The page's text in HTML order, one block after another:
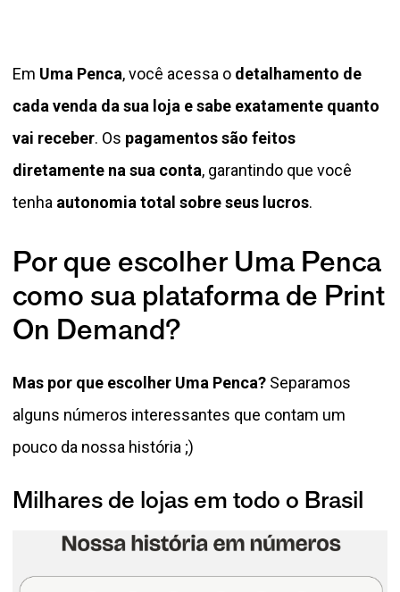
Em Uma Penca, você acessa o detalhamento de
cada venda da sua loja e sabe exatamente quanto
vai receber. Os pagamentos são feitos
diretamente na sua conta, garantindo que você
tenha autonomia total sobre seus lucros.
Por que escolher Uma Penca
como sua plataforma de Print
On Demand?
Mas por que escolher Uma Penca? Separamos
alguns números interessantes que contam um
pouco da nossa história ;)
Milhares de lojas em todo o Brasil